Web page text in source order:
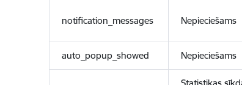
notification_messages Nepieciešams
auto_popup_showed Nepieciešams